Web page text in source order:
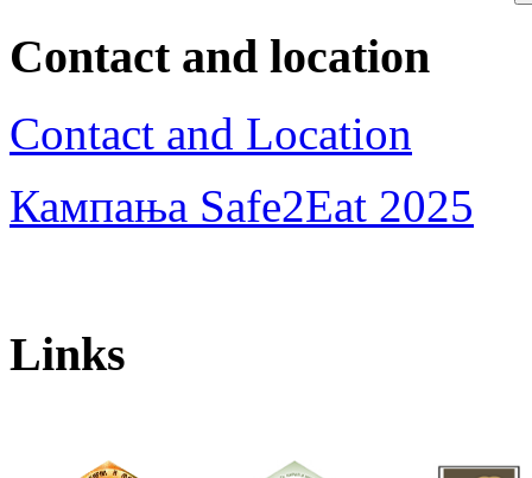
Contact and location
Contact and Location
Кампања Safe2Eat 2025
Links